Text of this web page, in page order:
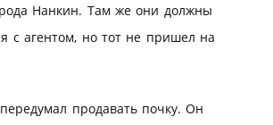
Нанкин. Там же они должны
с агентом, но тот не пришел на
продавать почку. Он